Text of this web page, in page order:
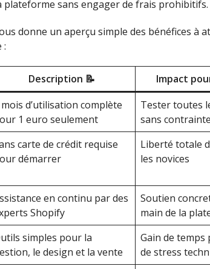
sans engager de frais prohibitifs.
donne un aperçu simple des bénéfices à
:
Description 📝
Impact
d’utilisation complète
1 euro seulement
Tester toutes
sans
carte de crédit requise
démarrer
Liberté totale
les novices
en continu par des
Shopify
Soutien
main de la
simples pour la
le design et la vente
Gain de temps
de stress